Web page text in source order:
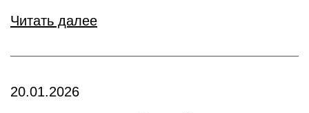
Читать далее
20.01.2026